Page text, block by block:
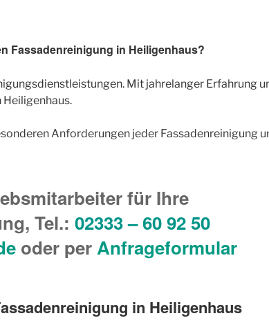
Fassadenreinigung in Heiligenhaus?
Mit jahrelanger Erfahrung
Anforderungen jeder Fassadenreinigung
für Ihre
Tel.: 02333 – 60 92 50
oder perAnfrageformular
in Heiligenhaus